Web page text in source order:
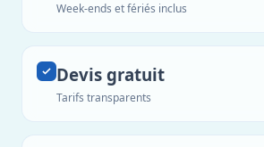
Week-ends et fériés inclus
Devis gratuit
Tarifs transparents